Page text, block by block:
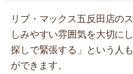
リブ・マックス五反田店の
しみやすい雰囲気を大切に
探しで緊張する」という人
ができます。